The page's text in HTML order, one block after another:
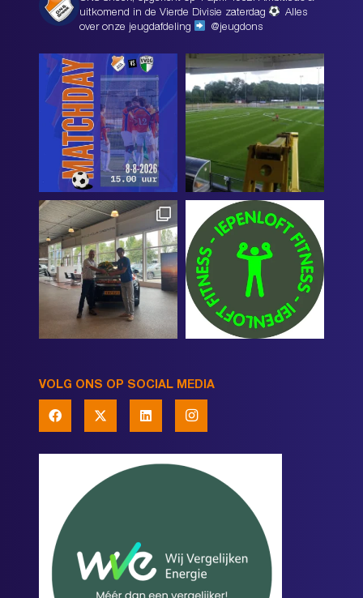
uitkomend in de Vierde Divisie zaterdag
Alles
over onze jeugdafdeling
@jeugdons
VOLG ONS OP SOCIAL MEDIA